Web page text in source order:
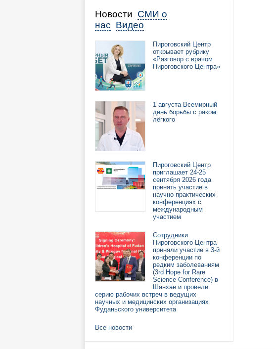
Новости СМИ о
нас Видео
Пироговский Центр
открывает рубрику
«Разговор с врачом
Пироговского Центра»
1 августа Всемирный
день борьбы с раком
лёгкого
Пироговский Центр
приглашает 24-25
сентября 2026 года
принять участие в
научно-практических
конференциях с
международным
участием
Сотрудники
Пироговского Центра
приняли участие в 3-й
конференции по
редким заболеваниям
(3rd Hope for Rare
Science Conference) в
Шанхае и провели
серию рабочих встреч в ведущих
научных и медицинских организациях
Фуданьского университета
Все новости